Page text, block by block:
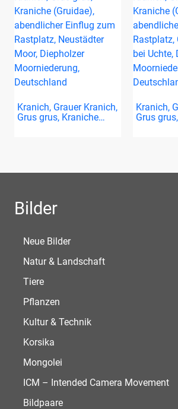
Kranich, Grauer Kranich,
Grus grus, Kraniche…
Kranich,
Grus
Bilder
Neue Bilder
Natur & Landschaft
Tiere
Pflanzen
Kultur & Technik
Korsika
Mongolei
ICM – Intended Camera Movement
Bildpaare